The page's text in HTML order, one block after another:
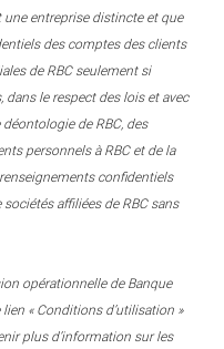
une entreprise distincte et que
des comptes des clients
de RBC seulement si
le respect des lois et avec
de RBC, des
personnels à RBC et de la
confidentiels
affiliées de RBC sans
opérationnelle de Banque
« Conditions d’utilisation »
plus d’information sur les